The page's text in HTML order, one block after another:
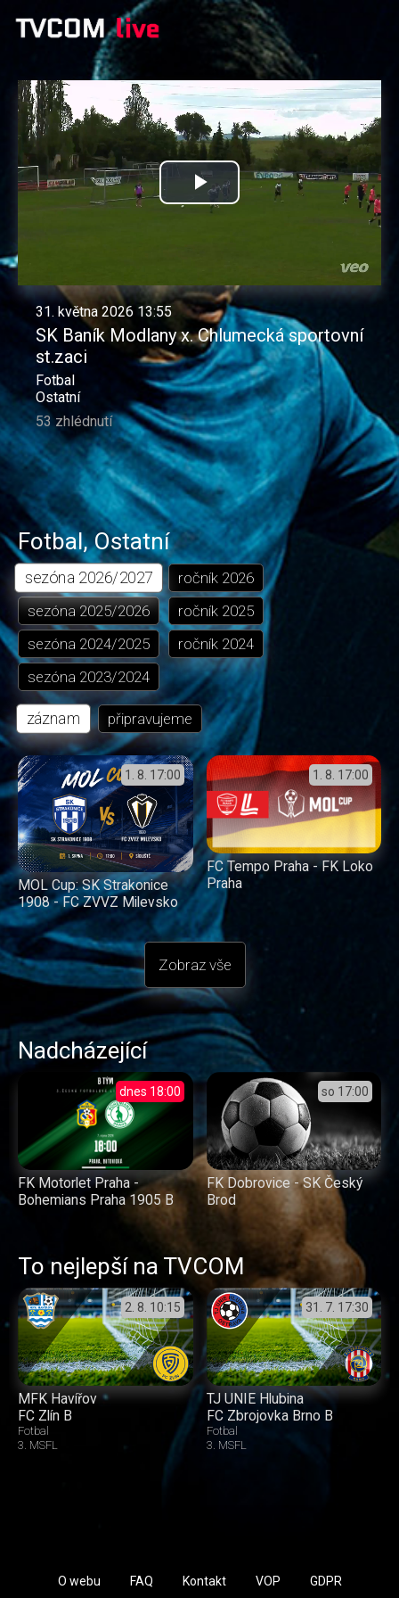
Přehrát
31. května 2026 13:55
SK Baník Modlany x. Chlumecká sportovní
st.zaci
Fotbal
Ostatní
53 zhlédnutí
Fotbal,Ostatní
sezóna 2026/2027 ročník 2026
sezóna 2025/2026 ročník 2025
sezóna 2024/2025 ročník 2024
sezóna 2023/2024
záznam připravujeme
1. 8. 17:00
MOL Cup: SK Strakonice
1908 - FC ZVVZ Milevsko
1. 8. 17:00
FC Tempo Praha - FK Loko
Praha
Zobraz vše
Nadcházející
dnes 18:00
FK Motorlet Praha -
Bohemians Praha 1905 B
so 17:00
FK Dobrovice - SK Český
Brod
To nejlepší na TVCOM
2. 8. 10:15
MFK Havířov
FC Zlín B
Fotbal
3. MSFL
31. 7. 17:30
TJ UNIE Hlubina
FC Zbrojovka Brno B
Fotbal
3. MSFL
O webu FAQ Kontakt VOP GDPR